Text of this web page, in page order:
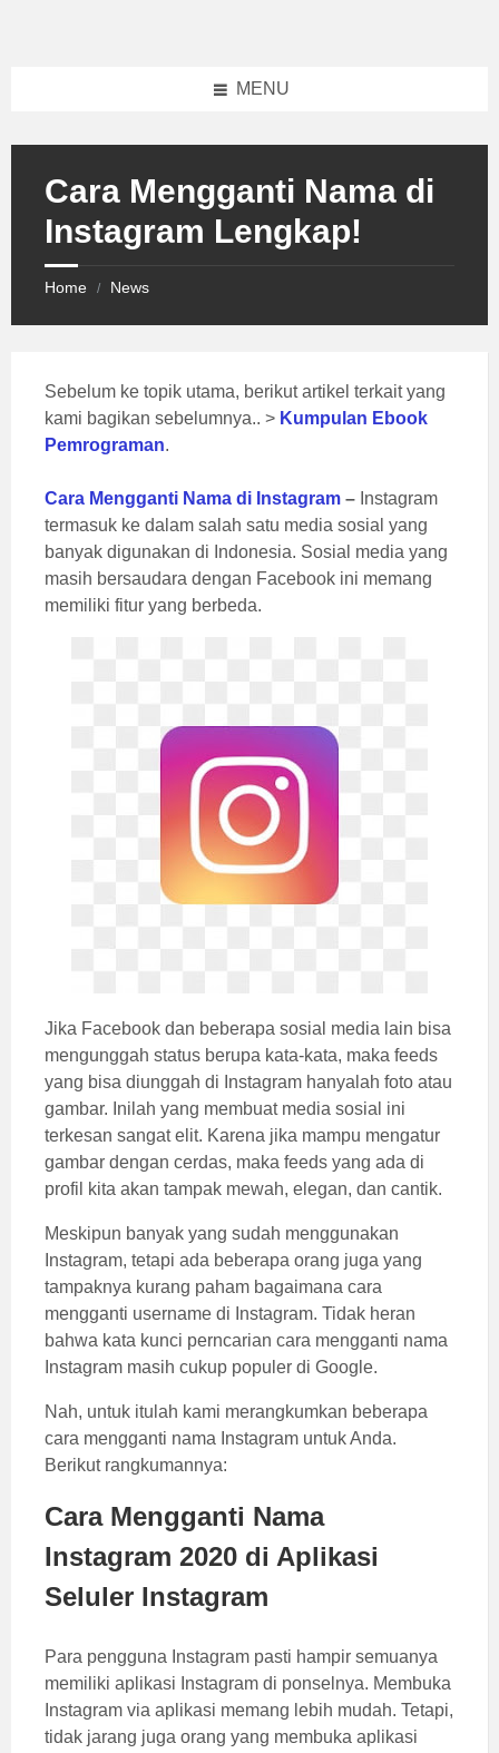
MENU
Cara Mengganti Nama di
Instagram Lengkap!
Home / News
Sebelum ke topik utama, berikut artikel terkait yang
kami bagikan sebelumnya.. > Kumpulan Ebook
Pemrograman.
Cara Mengganti Nama di Instagram – Instagram
termasuk ke dalam salah satu media sosial yang
banyak digunakan di Indonesia. Sosial media yang
masih bersaudara dengan Facebook ini memang
memiliki fitur yang berbeda.
Jika Facebook dan beberapa sosial media lain bisa
mengunggah status berupa kata-kata, maka feeds
yang bisa diunggah di Instagram hanyalah foto atau
gambar. Inilah yang membuat media sosial ini
terkesan sangat elit. Karena jika mampu mengatur
gambar dengan cerdas, maka feeds yang ada di
profil kita akan tampak mewah, elegan, dan cantik.
Meskipun banyak yang sudah menggunakan
Instagram, tetapi ada beberapa orang juga yang
tampaknya kurang paham bagaimana cara
mengganti username di Instagram. Tidak heran
bahwa kata kunci perncarian cara mengganti nama
Instagram masih cukup populer di Google.
Nah, untuk itulah kami merangkumkan beberapa
cara mengganti nama Instagram untuk Anda.
Berikut rangkumannya:
Cara Mengganti Nama
Instagram 2020 di Aplikasi
Seluler Instagram
Para pengguna Instagram pasti hampir semuanya
memiliki aplikasi Instagram di ponselnya. Membuka
Instagram via aplikasi memang lebih mudah. Tetapi,
tidak jarang juga orang yang membuka aplikasi